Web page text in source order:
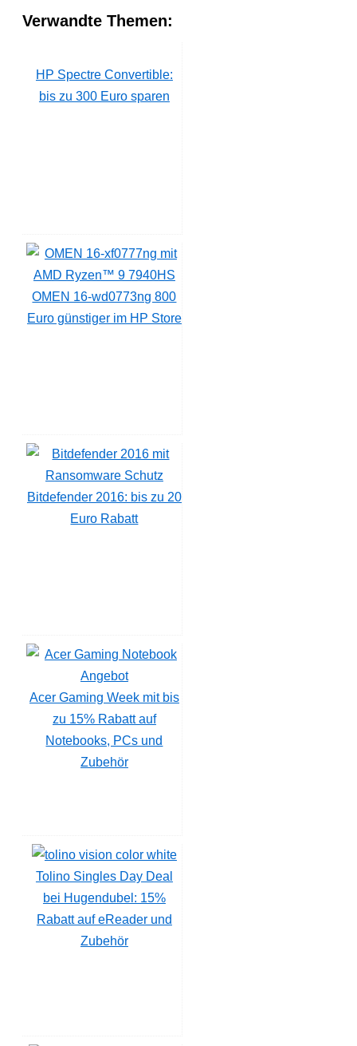
Verwandte Themen:
HP Spectre Convertible:
bis zu 300 Euro sparen
OMEN 16-wd0773ng 800
Euro günstiger im HP Store
Bitdefender 2016: bis zu 20
Euro Rabatt
Acer Gaming Week mit bis
zu 15% Rabatt auf
Notebooks, PCs und
Zubehör
Tolino Singles Day Deal
bei Hugendubel: 15%
Rabatt auf eReader und
Zubehör